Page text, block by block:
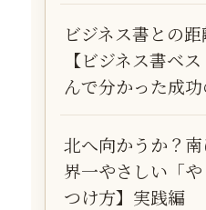
ビジネス書との
【ビジネス書ベ
んで分かった成功
北へ向かうか？
界一やさしい「
つけ方】実践編